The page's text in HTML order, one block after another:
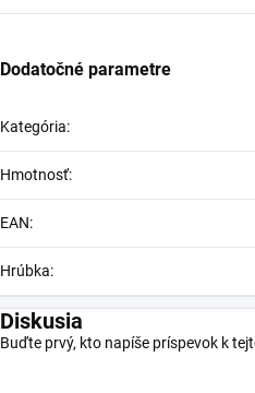
Dodatočné parametre
Kategória:
Hmotnosť:
EAN:
Hrúbka:
Diskusia
Buďte prvý, kto napíše príspevok k